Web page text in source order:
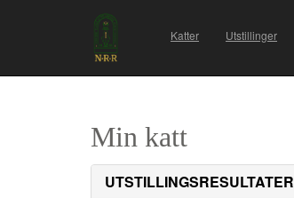
Katter Utstillinger
Min katt
UTSTILLINGSRESULTATER